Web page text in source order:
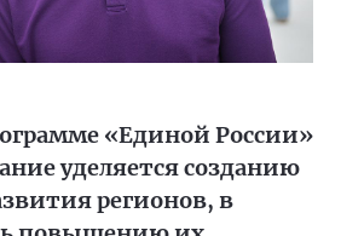
«Единой России»
уделяется созданию
регионов, в